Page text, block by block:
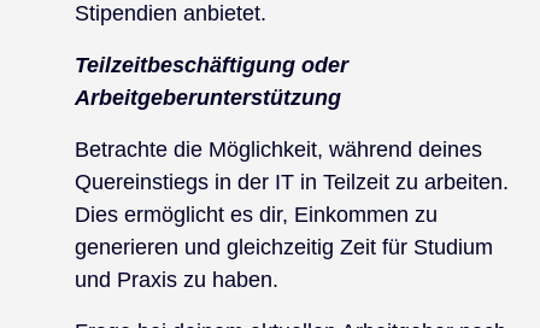
Stipendien anbietet.
Teilzeitbeschäftigung oder
Arbeitgeberunterstützung
Betrachte die Möglichkeit, während deines
Quereinstiegs in der IT in Teilzeit zu arbeiten.
Dies ermöglicht es dir, Einkommen zu
generieren und gleichzeitig Zeit für Studium
und Praxis zu haben.